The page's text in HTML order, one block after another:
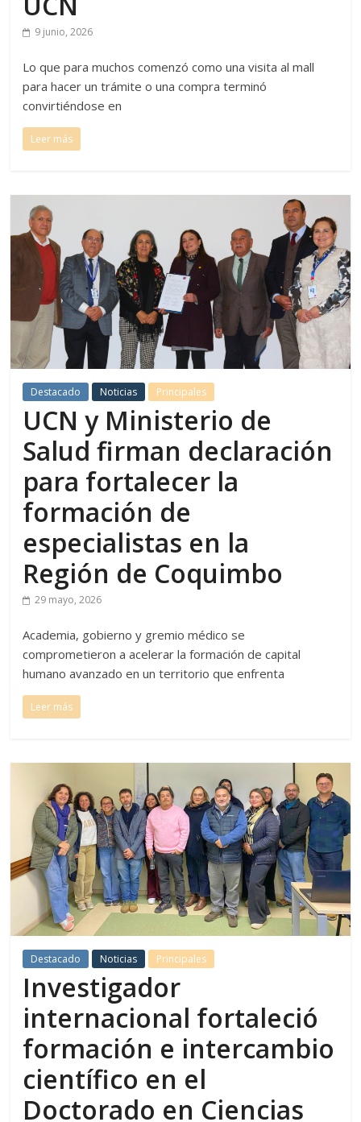
9 junio, 2026
Lo que para muchos comenzó como una visita al mall
para hacer un trámite o una compra terminó
convirtiéndose en
Leer más
Destacado Noticias Principales
UCN y Ministerio de
Salud firman declaración
para fortalecer la
formación de
especialistas en la
Región de Coquimbo
29 mayo, 2026
Academia, gobierno y gremio médico se
comprometieron a acelerar la formación de capital
humano avanzado en un territorio que enfrenta
Leer más
Destacado Noticias Principales
Investigador
internacional fortaleció
formación e intercambio
científico en el
Doctorado en Ciencias